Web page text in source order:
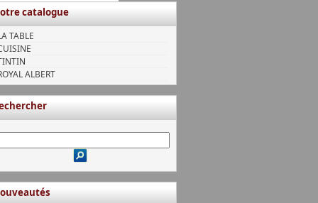
catalogue
TABLE
ALBERT